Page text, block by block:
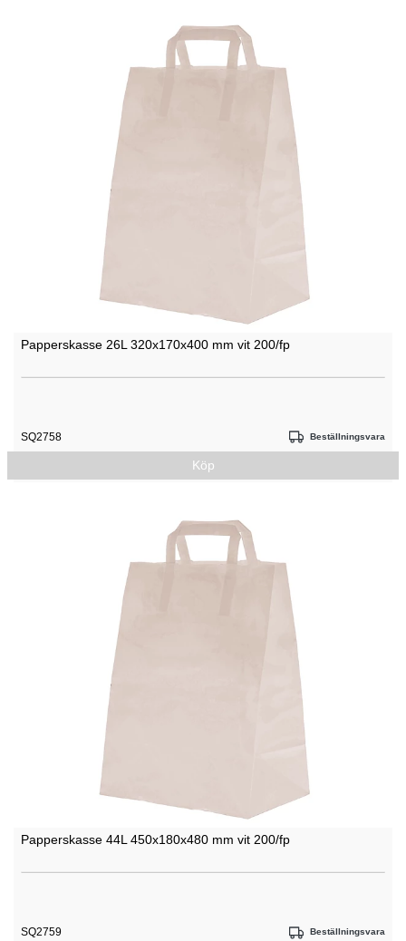
Papperskasse 26L 320x170x400 mm vit 200/fp
SQ2758 Beställningsvara
Köp
Papperskasse 44L 450x180x480 mm vit 200/fp
SQ2759 Beställningsvara